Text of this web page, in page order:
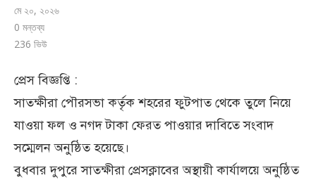
মে ২০, ২০২৬
0 মন্তব্য
236 ভিউ
প্রেস বিজ্ঞপ্তি :
সাতক্ষীরা পৌরসভা কর্তৃক শহরের ফুটপাত থেকে তুলে নিয়ে
যাওয়া ফল ও নগদ টাকা ফেরত পাওয়ার দাবিতে সংবাদ
সম্মেলন অনুষ্ঠিত হয়েছে।
বুধবার দুপুরে সাতক্ষীরা প্রেসক্লাবের অস্থায়ী কার্যালয়ে অনুষ্ঠিত